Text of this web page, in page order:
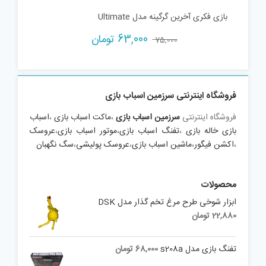
بازی فکری آخرین گرگینه مدل Ultimate
75,000
Original
75,000 تومان.
63,000 تومان
63,000 تومان.
فروشگاه اینترنتی سرزمین اسباب بازی
فروشگاه اینترنتی سرزمین اسباب بازی،ماکت اسباب بازی،اسباب
بازی خاله بازی ،تفنگ اسباب بازی،موتور اسباب بازی،عروسک
،اکشن فیگور،ماشین اسباب بازی،عروسک پولیشی،سگ نگهبان
محصولات
ابزار شوخی طرح مرغ تخم گذار مدل DSK
22,880تومان
تفنگ بازی مدل s208a 68,000تومان